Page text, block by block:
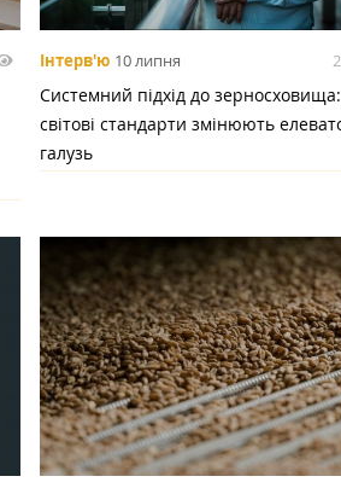
Інтерв'ю 10 липня
Системний підхід до
світові стандарти змінюють
галузь